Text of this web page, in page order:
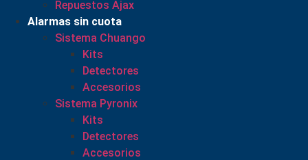
Repuestos Ajax
Alarmas sin cuota
Sistema Chuango
Kits
Detectores
Accesorios
Sistema Pyronix
Kits
Detectores
Accesorios